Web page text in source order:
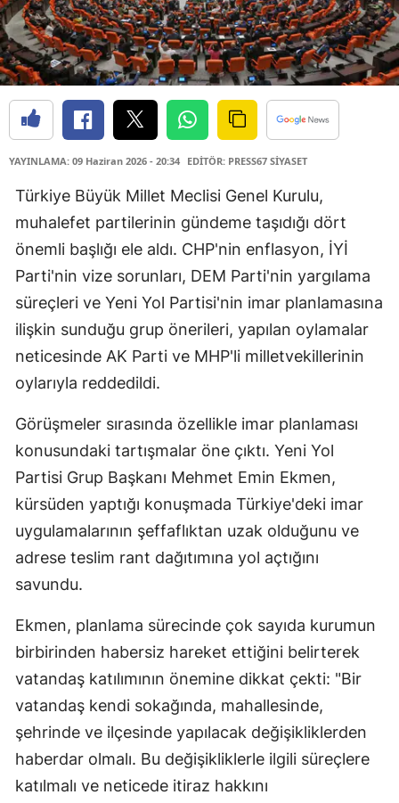
YAYINLAMA: 09 Haziran 2026 - 20:34 EDİTÖR: PRESS67 SİYASET
Türkiye Büyük Millet Meclisi Genel Kurulu,
muhalefet partilerinin gündeme taşıdığı dört
önemli başlığı ele aldı. CHP'nin enflasyon, İYİ
Parti'nin vize sorunları, DEM Parti'nin yargılama
süreçleri ve Yeni Yol Partisi'nin imar planlamasına
ilişkin sunduğu grup önerileri, yapılan oylamalar
neticesinde AK Parti ve MHP'li milletvekillerinin
oylarıyla reddedildi.
Görüşmeler sırasında özellikle imar planlaması
konusundaki tartışmalar öne çıktı. Yeni Yol
Partisi Grup Başkanı Mehmet Emin Ekmen,
kürsüden yaptığı konuşmada Türkiye'deki imar
uygulamalarının şeffaflıktan uzak olduğunu ve
adrese teslim rant dağıtımına yol açtığını
savundu.
Ekmen, planlama sürecinde çok sayıda kurumun
birbirinden habersiz hareket ettiğini belirterek
vatandaş katılımının önemine dikkat çekti: "Bir
vatandaş kendi sokağında, mahallesinde,
şehrinde ve ilçesinde yapılacak değişikliklerden
haberdar olmalı. Bu değişikliklerle ilgili süreçlere
katılmalı ve neticede itiraz hakkını